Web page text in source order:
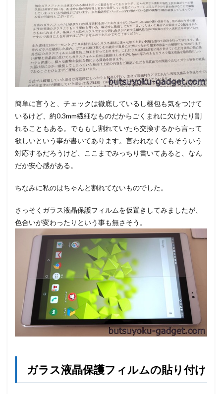
簡単に言うと、チェックは徹底しているし梱包も気をつけて
いるけど、約0.3mm繊細なものだからごくまれに欠けたり割
れることもある。でももし割れていたら交換するから言って
欲しいという事が書いてあります。言われなくてもそういう
対応するだろうけど、ここまでみっちり書いてあると、なん
だか安心感がある。
ちなみに私のはちゃんと割れてないものでした。
さっそくガラス液晶保護フィルムを仮置きしてみましたが、
色合いが変わったりという事も無さそう。
ガラス液晶保護フィルムの貼り付け